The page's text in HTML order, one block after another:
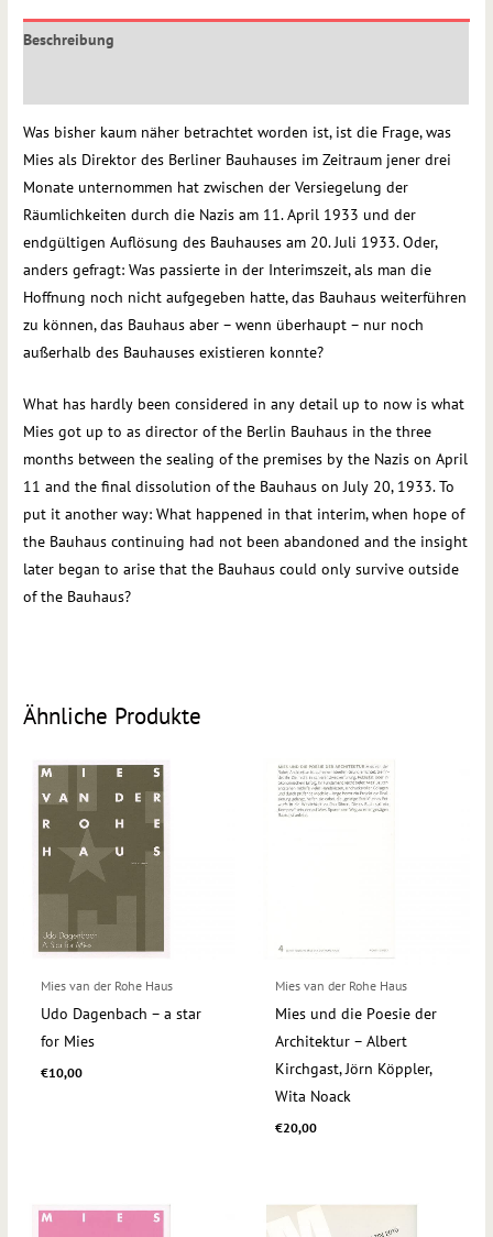
Beschreibung
Was bisher kaum näher betrachtet worden ist, ist die Frage, was
Mies als Direktor des Berliner Bauhauses im Zeitraum jener drei
Monate unternommen hat zwischen der Versiegelung der
Räumlichkeiten durch die Nazis am 11. April 1933 und der
endgültigen Auflösung des Bauhauses am 20. Juli 1933. Oder,
anders gefragt: Was passierte in der Interimszeit, als man die
Hoffnung noch nicht aufgegeben hatte, das Bauhaus weiterführen
zu können, das Bauhaus aber – wenn überhaupt – nur noch
außerhalb des Bauhauses existieren konnte?
What has hardly been considered in any detail up to now is what
Mies got up to as director of the Berlin Bauhaus in the three
months between the sealing of the premises by the Nazis on April
11 and the final dissolution of the Bauhaus on July 20, 1933. To
put it another way: What happened in that interim, when hope of
the Bauhaus continuing had not been abandoned and the insight
later began to arise that the Bauhaus could only survive outside
of the Bauhaus?
Ähnliche Produkte
Mies van der Rohe Haus
Udo Dagenbach – a star
for Mies
€10,00
Mies van der Rohe Haus
Mies und die Poesie der
Architektur – Albert
Kirchgast, Jörn Köppler,
Wita Noack
€20,00